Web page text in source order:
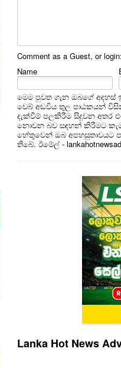
Comment as a Guest, or login:
Name
මෙම පුවත ගැන ඔබගේ
වෙබ් අඩවිය තුල පාඨකයන්
දැක්වීම් පලකිරීම සිදුවන අතර
නොවන බව සඳහන් කිරීමට
හේතුවෙන් ඔබ අපහසුතාවයට
තිබේ. ඊමේල් -
Lanka Hot News